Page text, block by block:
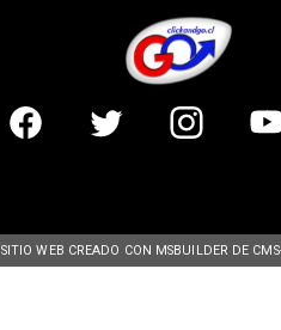
SITIO WEB CREADO CON MSBUILDER DE